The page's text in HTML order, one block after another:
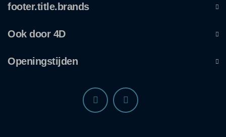
footer.title.brands
Ook door 4D
Openingstijden